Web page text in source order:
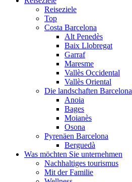
Reiseziele
Top
Costa Barcelona
Alt Penedès
Baix Llobregat
Garraf
Maresme
Vallès Occidental
Vallès Oriental
Die landschaften Barcelona
Anoia
Bages
Moianès
Osona
Pyrenäen Barcelona
Berguedà
Was möchten Sie unternehmen
Nachhaltiges tourismus
Mit der Familie